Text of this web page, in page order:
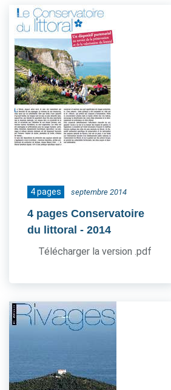
4 pages septembre 2014
4 pages Conservatoire
du littoral - 2014
Télécharger la version .pdf